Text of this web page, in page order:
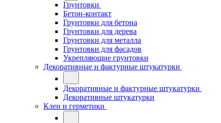
Грунтовки
Бетон-контакт
Грунтовки для бетона
Грунтовки для дерева
Грунтовки для металла
Грунтовки для фасадов
Укрепляющие грунтовки
Декоративные и фактурные штукатурки
Декоративные и фактурные штукатурки
Декоративные штукатурки
Клеи и герметики